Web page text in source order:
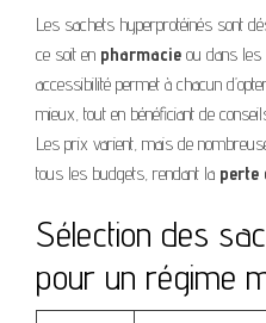
Les sachets hyperprotéinés sont
ce soit en pharmacie ou dans les
accessibilité permet à chacun
mieux, tout en bénéficiant de
Les prix varient, mais de
tous les budgets, rendant la perte
Sélection des
pour un régime